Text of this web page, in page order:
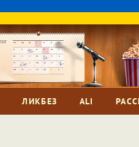
ЛИКБЕЗ ALI